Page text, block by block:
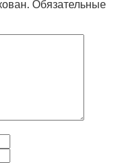
Обязательные